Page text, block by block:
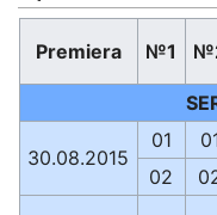
Premiera №1
30.08.2015
01
02